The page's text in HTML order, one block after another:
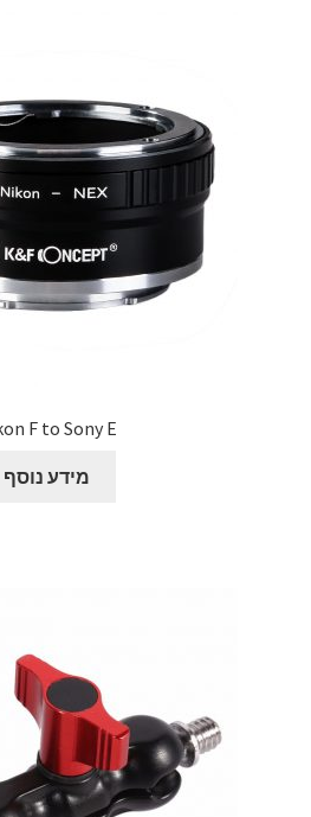
F to Sony E
מידע נוסף